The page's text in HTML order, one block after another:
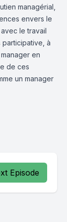
managérial,
envers le
le travail
à
en
de ces
un manager
Episode